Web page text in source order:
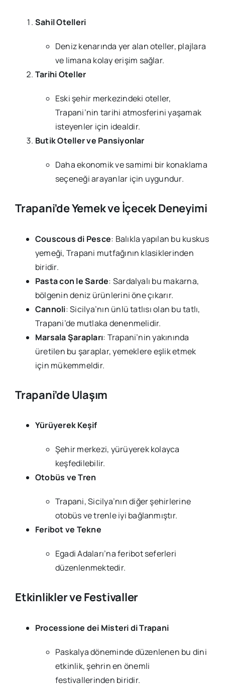
Sahil Otelleri
Deniz kenarında yer alan oteller, plajlara
ve limana kolay erişim sağlar.
Tarihi Oteller
Eski şehir merkezindeki oteller,
Trapani’nin tarihi atmosferini yaşamak
isteyenler için idealdir.
Butik Oteller ve Pansiyonlar
Daha ekonomik ve samimi bir konaklama
seçeneği arayanlar için uygundur.
Trapani’de Yemek ve İçecek Deneyimi
Couscous di Pesce: Balıkla yapılan bu kuskus
yemeği, Trapani mutfağının klasiklerinden
biridir.
Pasta con le Sarde: Sardalyalı bu makarna,
bölgenin deniz ürünlerini öne çıkarır.
Cannoli: Sicilya’nın ünlü tatlısı olan bu tatlı,
Trapani’de mutlaka denenmelidir.
Marsala Şarapları: Trapani’nin yakınında
üretilen bu şaraplar, yemeklere eşlik etmek
için mükemmeldir.
Trapani’de Ulaşım
Yürüyerek Keşif
Şehir merkezi, yürüyerek kolayca
keşfedilebilir.
Otobüs ve Tren
Trapani, Sicilya’nın diğer şehirlerine
otobüs ve trenle iyi bağlanmıştır.
Feribot ve Tekne
Egadi Adaları’na feribot seferleri
düzenlenmektedir.
Etkinlikler ve Festivaller
Processione dei Misteri di Trapani
Paskalya döneminde düzenlenen bu dini
etkinlik, şehrin en önemli
festivallerinden biridir.